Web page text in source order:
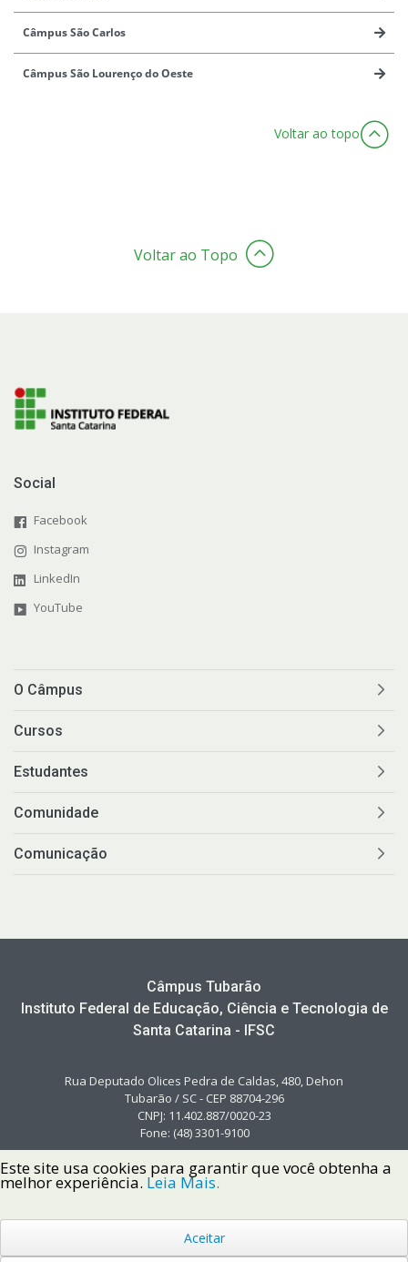
Câmpus São Carlos
Câmpus São Lourenço do Oeste
Voltar ao topo
Voltar ao Topo
Social
Facebook
Instagram
LinkedIn
YouTube
O Câmpus
Cursos
Estudantes
Comunidade
Comunicação
Câmpus Tubarão
Instituto Federal de Educação, Ciência e Tecnologia de
Santa Catarina - IFSC
Rua Deputado Olices Pedra de Caldas, 480, Dehon
Tubarão / SC - CEP 88704-296
CNPJ: 11.402.887/0020-23
Fone: (48) 3301-9100
Copyright © 2022 Instituto Federal de Santa Catarina IFSC
Todos os Direitos Reservados.
Este site usa cookies para garantir que você obtenha a
melhor experiência. Leia Mais.
Aceitar